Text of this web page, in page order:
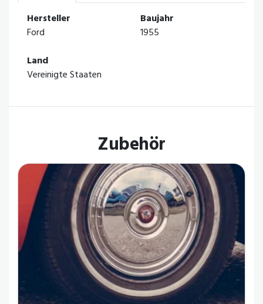
Hersteller
Ford
Baujahr
1955
Land
Vereinigte Staaten
Zubehör